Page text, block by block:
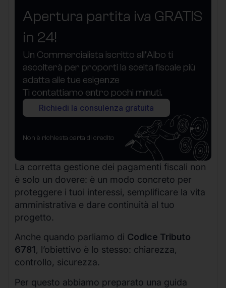
Apertura partita iva GRATIS
in 24!
Un Commercialista iscritto all’Albo ti
ascolterà per proporti la scelta fiscale più
adatta alle tue esigenze
Ti contattiamo entro pochi minuti.
Richiedi la consulenza gratuita
Non è richiesta carta di credito
La corretta gestione dei pagamenti fiscali non
è solo un dovere: è un modo concreto per
proteggere i tuoi interessi, semplificare la vita
amministrativa e dare continuità al tuo
progetto.
Anche quando parliamo di Codice Tributo
6781, l’obiettivo è lo stesso: chiarezza,
controllo, sicurezza.
Per questo abbiamo preparato una guida